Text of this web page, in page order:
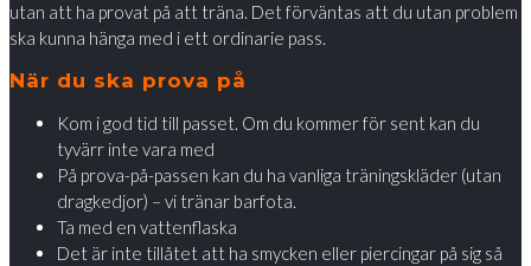
utan att ha provat på att träna. Det förväntas att du utan problem
ska kunna hänga med i ett ordinarie pass.
När du ska prova på
Kom i god tid till passet. Om du kommer för sent kan du
tyvärr inte vara med
På prova-på-passen kan du ha vanliga träningskläder (utan
dragkedjor) – vi tränar barfota.
Ta med en vattenflaska
Det är inte tillåtet att ha smycken eller piercingar på sig så